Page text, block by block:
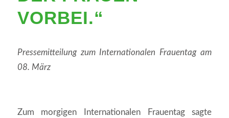
ORBEI.“
Pressemitteilung zum Internationalen Frauentag am
08. März
Zum morgigen Internationalen Frauentag sagte